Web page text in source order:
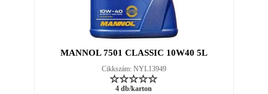
MANNOL 7501 CLASSIC 10W40 5L
Cikkszám: NYL13949
4 db/karton